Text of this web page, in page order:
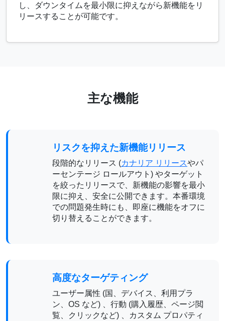
し、ダウンタイムを最小限に抑えながら新機能をリ
リースすることが可能です。
主な機能
リスクを抑えた新機能リリース
段階的なリリース (カナリア リリースやパ
ーセンテージ ロールアウト) やターゲット
を絞ったリリースで、新機能の影響を最小
限に抑え、安全に公開できます。本番環境
での問題発生時にも、即座に機能をオフに
切り替えることができます。
高度なターゲティング
ユーザー属性 (国、デバイス、利用プラ
ン、OS など) 、行動 (購入履歴、ページ閲
覧、クリックなど) 、カスタム プロパティ